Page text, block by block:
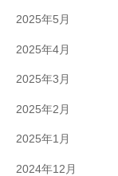
2025年5月
2025年4月
2025年3月
2025年2月
2025年1月
2024年12月